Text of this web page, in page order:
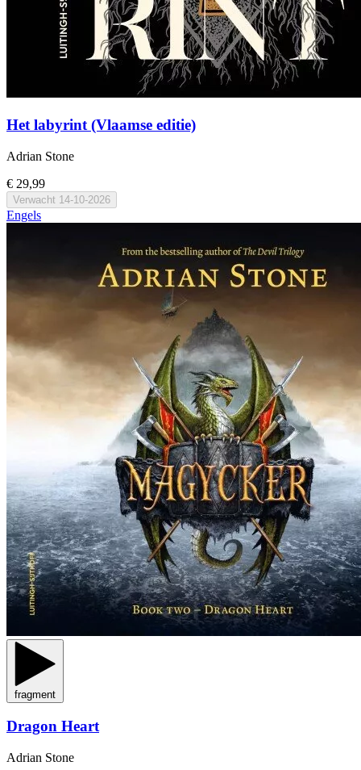
Het labyrint (Vlaamse editie)
Adrian Stone
€ 29,99
Verwacht 14-10-2026
Engels
fragment
Dragon Heart
Adrian Stone